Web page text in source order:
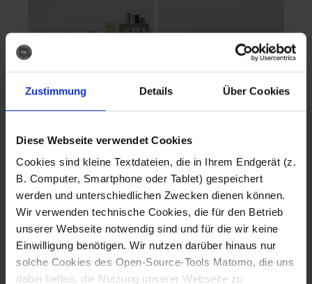
Zustimmung Details Über Cookies
Diese Webseite verwendet Cookies
Cookies sind kleine Textdateien, die in Ihrem Endgerät (z.
B. Computer, Smartphone oder Tablet) gespeichert
werden und unterschiedlichen Zwecken dienen können.
Wir verwenden technische Cookies, die für den Betrieb
unserer Webseite notwendig sind und für die wir keine
Einwilligung benötigen. Wir nutzen darüber hinaus nur
solche Cookies des Open-Source-Tools Matomo, die uns
dabei helfen, die Nutzung unserer Webseite zu
Fotografo: Lorenz
Sternbach
Download
Fotografo: Lorenz
Sternbach
Download